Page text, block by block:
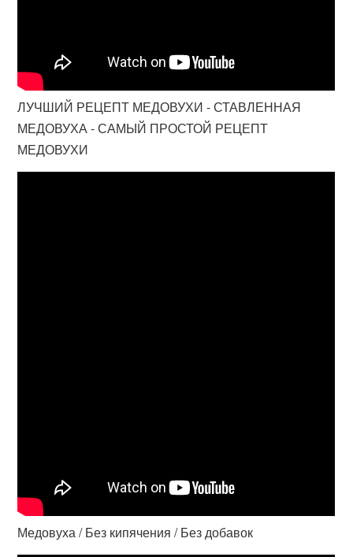
ЛУЧШИЙ РЕЦЕПТ МЕДОВУХИ - СТАВЛЕННАЯ
МЕДОВУХА - САМЫЙ ПРОСТОЙ РЕЦЕПТ
МЕДОВУХИ
Медовуха / Без кипячения / Без добавок